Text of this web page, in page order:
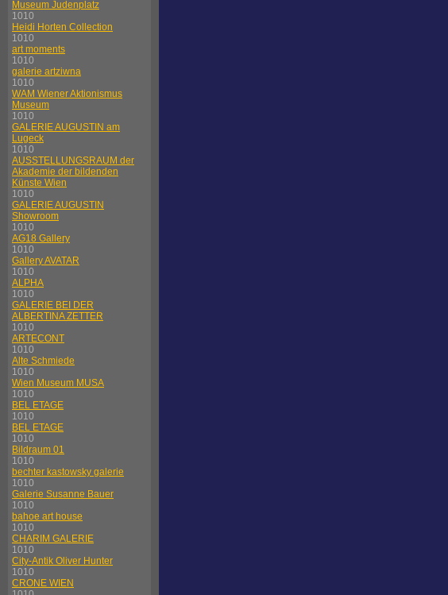
Museum Judenplatz
1010
Heidi Horten Collection
1010
art moments
1010
galerie artziwna
1010
WAM Wiener Aktionismus
Museum
1010
GALERIE AUGUSTIN am
Lugeck
1010
AUSSTELLUNGSRAUM der
Akademie der bildenden
Künste Wien
1010
GALERIE AUGUSTIN
Showroom
1010
AG18 Gallery
1010
Gallery AVATAR
1010
ALPHA
1010
GALERIE BEI DER
ALBERTINA ZETTER
1010
ARTECONT
1010
Alte Schmiede
1010
Wien Museum MUSA
1010
BEL ETAGE
1010
BEL ETAGE
1010
Bildraum 01
1010
bechter kastowsky galerie
1010
Galerie Susanne Bauer
1010
bahoe art house
1010
CHARIM GALERIE
1010
City-Antik Oliver Hunter
1010
CRONE WIEN